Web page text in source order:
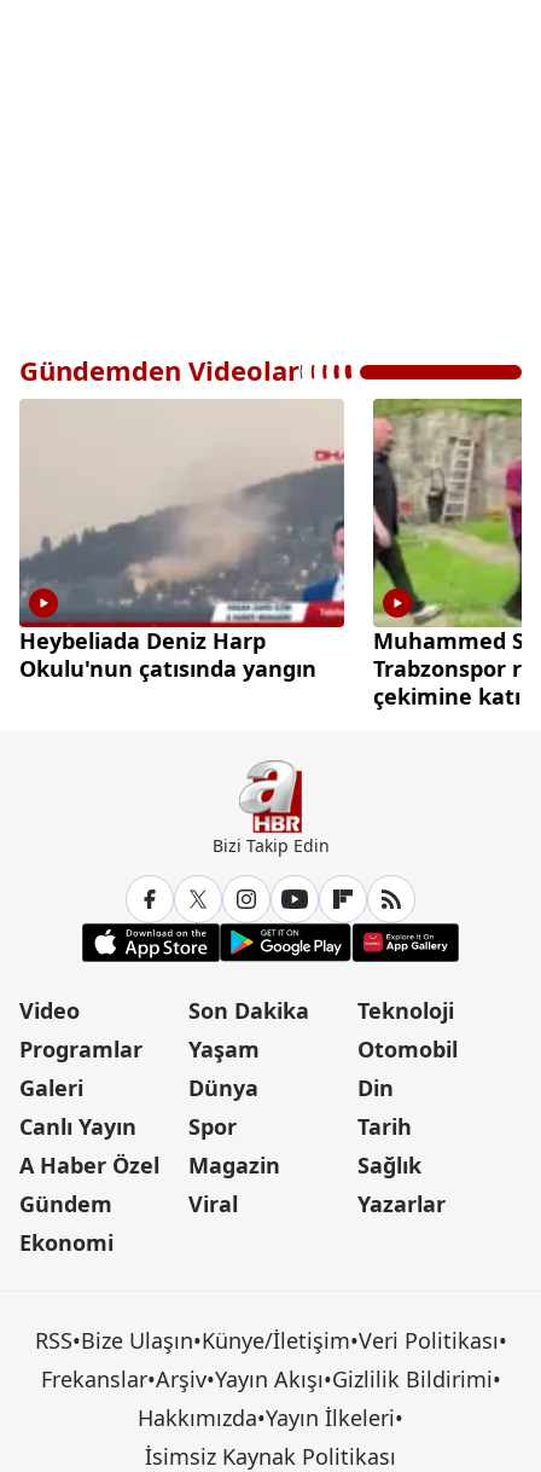
Gündemden Videolar
Heybeliada Deniz Harp
Okulu'nun çatısında yangın
Muhammed
Trabzonspor
çekimine
Bizi Takip Edin
Video
Programlar
Galeri
Canlı Yayın
A Haber Özel
Gündem
Ekonomi
Son Dakika
Yaşam
Dünya
Spor
Magazin
Viral
Teknoloji
Otomobil
Din
Tarih
Sağlık
Yazarlar
RSS•Bize Ulaşın•Künye/İletişim•Veri Politikası•
Frekanslar•Arşiv•Yayın Akışı•Gizlilik Bildirimi•
Hakkımızda•Yayın İlkeleri•
İsimsiz Kaynak Politikası